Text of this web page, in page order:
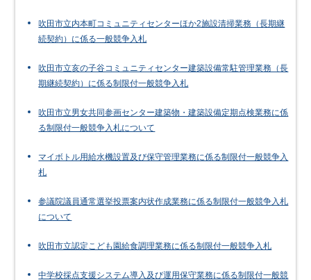
吹田市立内本町コミュニティセンターほか2施設清掃業務（長期継
続契約）に係る一般競争入札
吹田市立亥の子谷コミュニティセンター建築設備常駐管理業務（長
期継続契約）に係る制限付一般競争入札
吹田市立男女共同参画センター建築物・建築設備定期点検業務に係
る制限付一般競争入札について
マイボトル用給水機設置及び保守管理業務に係る制限付一般競争入
札
参議院議員通常選挙投票案内状作成業務に係る制限付一般競争入札
について
吹田市立認定こども園給食調理業務に係る制限付一般競争入札
中学校採点支援システム導入及び運用保守業務に係る制限付一般競